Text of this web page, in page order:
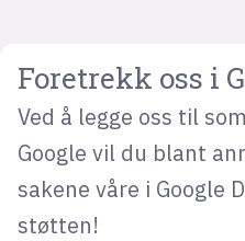
Foretrekk oss i
Ved å legge oss til
Google vil du blant
sakene våre i Google
støtten!